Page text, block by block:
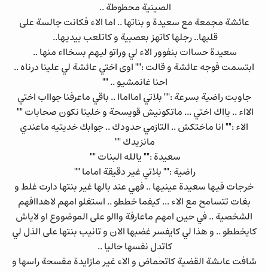
الصينية محطوطة ..
عائشة مجمعة مع سعيدة و بناتها .. اما الاء فكانت جالسة على
قلبها.. رجلها كاتهز بعصبية و كاتلعب بيديها..
سعيدة حساات بنفوور الاء لي وراتو ليهم بسخااء منها ..
ابتسمت فوجه عائشة و قالت :"" اوى اختي عائشة لي علينا درناه ..
احنا غانمشيو .. ""
جاوبت راضية بسرعة :"" بلاتي امااماا .. باقي ماعرفنا جوااب اختي
الااء .. يااك اختي ... ماتكونيش قويسحة و خلينا نكون صحابات ""
الاء :"" انا ماختكش .. التازمي حدودك .. جوابك خديتيه ماعندي
مانزيدك ""
سعيدة :"" يالله البنات ""
راضية :"" بلاتي غير دقيقة اماما ""
خرجات فيها سعيدة عينيها .. فهي عند بالها غير بنتها دارت غلط و
بغات تتسامح مع الاء ... كيفما خططو .. استغلو امهم لاهداافهم
الشخصية .. في حين امهم ماعارفة واالو على الموضووع او لاياش
كايخططو .. و هذا لي كايفسر غضبها الان و تانيب بنتها على الذل لي
كاتدل نفسها حاليا ..
شافت عاىشة القضية كاتحماض و الاء غير مازايدة مقسحة راسها و